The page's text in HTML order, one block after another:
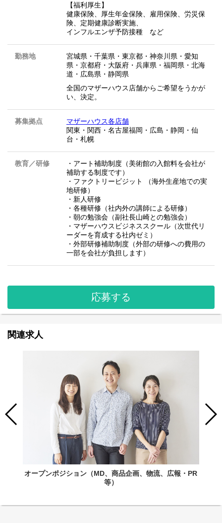
【福利厚生】
健康保険、厚生年金保険、雇用保険、労災保
険、定期健康診断実施、
インフルエンザ予防接種 など
勤務地 宮城県 ・ 千葉県 ・ 東京都 ・ 神奈川県 ・ 愛知
県 ・ 京都府 ・ 大阪府 ・ 兵庫県 ・ 福岡県 ・ 北海
道 ・ 広島県 ・ 静岡県
全国のマザーハウス店舗からご希望をうかが
い、決定。
募集拠点
マザーハウス各店舗
関東・関西・名古屋福岡・広島・静岡・仙
台・札幌
教育／研修
・アート補助制度（美術館の入館料を会社が
補助する制度です）
・ファクトリービジット （海外生産地での実
地研修）
・新人研修
・各種研修（社内外の講師による研修）
・朝の勉強会（副社長山崎との勉強会）
・マザーハウスビジネススクール（次世代リ
ーダーを育成する社内ゼミ）
・外部研修補助制度（外部の研修への費用の
一部を会社が負担します）
応募する
関連求人
オープンポジション（MD、商品企画、物流、広報・PR
等）